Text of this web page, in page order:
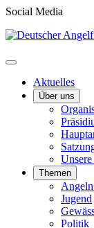
Social Media
Aktuelles
Über uns
Themen
Jugend
Politik